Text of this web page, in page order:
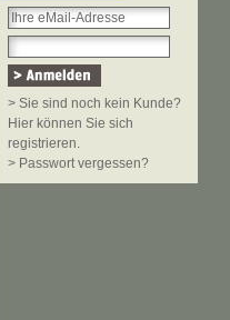
> Sie sind noch kein Kunde?
Hier können Sie sich
registrieren.
> Passwort vergessen?